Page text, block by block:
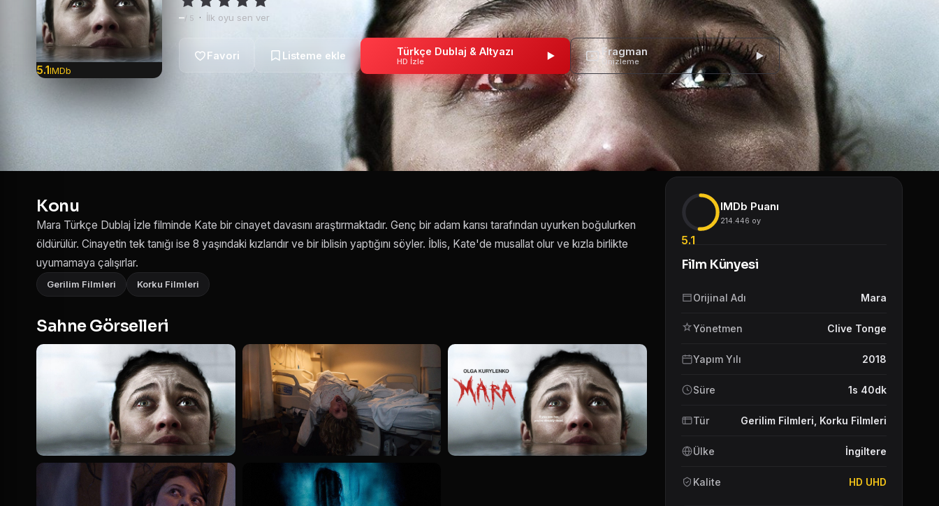
5.1IMDb
– / 5 · İlk oyu sen ver
Türkçe Dublaj & Altyazı
HD İzle
Fragman
Önizleme
Konu
Mara Türkçe Dublaj İzle filminde Kate bir cinayet davasını araştırmaktadır. Genç bir adam karısı tarafından uyurken boğulurken
öldürülür. Cinayetin tek tanığı ise 8 yaşındaki kızlarıdır ve bir iblisin yaptığını söyler. İblis, Kate'de musallat olur ve kızla birlikte
uyumamaya çalışırlar.
Gerilim Filmleri Korku Filmleri
Sahne Görselleri
5.1
IMDb Puanı
214.446 oy
Film Künyesi
Orijinal Adı Mara
Yönetmen Clive Tonge
Yapım Yılı 2018
Süre 1s 40dk
Tür Gerilim Filmleri Korku Filmleri
Ülke İngiltere
Kalite HD UHD